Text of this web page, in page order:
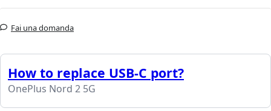
Fai una domanda
How to replace USB-C port?
OnePlus Nord 2 5G